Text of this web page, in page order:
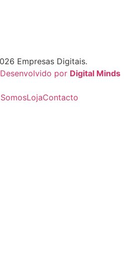
Empresas Digitais.
Desenvolvido por Digital Minds
LojaContacto